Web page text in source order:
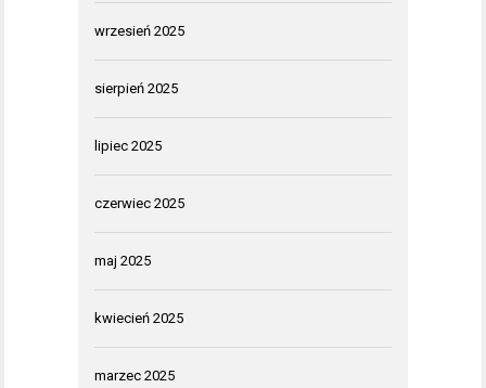
wrzesień 2025
sierpień 2025
lipiec 2025
czerwiec 2025
maj 2025
kwiecień 2025
marzec 2025